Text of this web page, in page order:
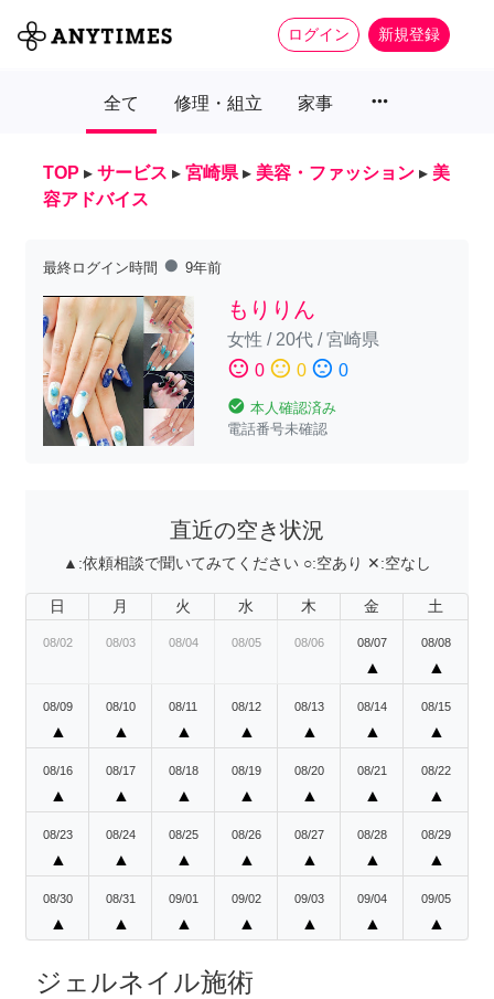
ログイン 新規登録
全て 修理・組立 家事 more_horiz
TOP ▸ サービス ▸ 宮崎県 ▸ 美容・ファッション ▸ 美
容アドバイス
最終ログイン時間 fiber_manual_record 9年前
もりりん
女性 / 20代/宮崎県
sentiment_satisfied 0 sentiment_neutral 0 sentiment_dissatisfied 0
check_circle 本人確認済み
電話番号未確認
直近の空き状況
▲:依頼相談で聞いてみてください ○:空あり ✕:空なし
日 月 火 水 木 金 土
08/02 08/03 08/04 08/05 08/06 08/07
▲
08/08
▲
08/09
▲
08/10
▲
08/11
▲
08/12
▲
08/13
▲
08/14
▲
08/15
▲
08/16
▲
08/17
▲
08/18
▲
08/19
▲
08/20
▲
08/21
▲
08/22
▲
08/23
▲
08/24
▲
08/25
▲
08/26
▲
08/27
▲
08/28
▲
08/29
▲
08/30
▲
08/31
▲
09/01
▲
09/02
▲
09/03
▲
09/04
▲
09/05
▲
ジェルネイル施術